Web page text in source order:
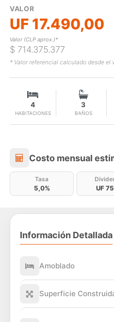
VALOR
UF 17.490,00
Valor (CLP aprox.)*
$ 714.375.377
* Valor referencial calculado desde el
HABITACIONES
4
BAÑOS
3
Costo
Costo mensual
Tasa
5,0% UF
Información Detallada
Amoblado
Superficie